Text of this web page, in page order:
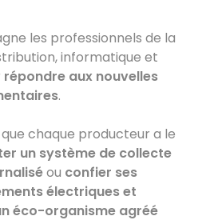
les professionnels de la
informatique et
répondre aux nouvelles
.
chaque producteur a le
un système de collecte
ou confier ses
électriques et
éco-organisme agréé